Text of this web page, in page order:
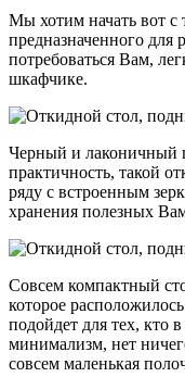
Мы хотим начать вот с
предназначенного для
потребоваться Вам,
шкафчике.
Черный и лаконичный
практичность, такой
ряду с встроенным
хранения полезных
Совсем компактный
которое
подойдет для тех, кто
минимализм, нет
совсем маленькая